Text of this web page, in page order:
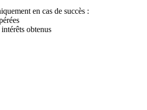
en cas de succès :
obtenus